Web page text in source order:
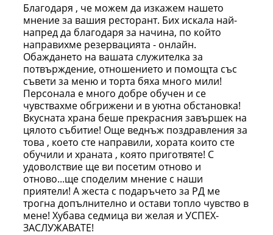
Благодаря , че можем да изкажем нашето
мнение за вашия ресторант. Бих искала най-
напред да благодаря за начина, по който
направихме резервацията - онлайн.
Обаждането на вашата служителка за
потвърждение, отношението и помощта със
съвети за меню и торта бяха много мили!
Персонала е много добре обучен и се
чувствахме обгрижени и в уютна обстановка!
Вкусната храна беше прекрасния завършек на
цялото събитие! Още веднъж поздравления за
това , което сте направили, хората които сте
обучили и храната , която приготвяте! С
удоволствие ще ви посетим отново и
отново...ще споделим мнение с наши
приятели! А жеста с подаръчето за РД ме
трогна допълнително и остави топло чувство в
мене! Хубава седмица ви желая и УСПЕХ-
ЗАСЛУЖАВАТЕ!